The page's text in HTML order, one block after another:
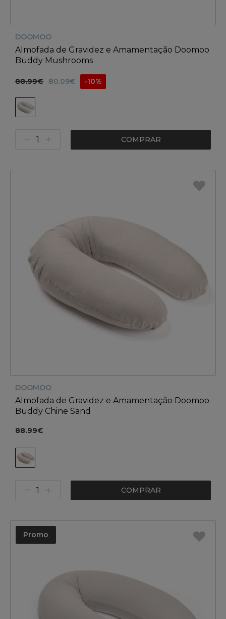
DOOMOO
Almofada de Gravidez e Amamentação Doomoo
Buddy Mushrooms
88.99€ 80.09€ -10%
COMPRAR
DOOMOO
Almofada de Gravidez e Amamentação Doomoo
Buddy Chine Sand
88.99€
COMPRAR
Promo